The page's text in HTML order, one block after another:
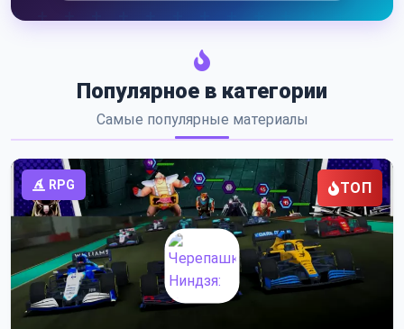
Популярное в категории
Самые популярные материалы
RPG ТОП